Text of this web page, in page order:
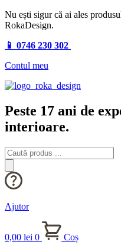
Nu ești sigur că ai ales
RokaDesign.
📱 0746 230 302
Contul meu
Peste 17 ani de
interioare.
Products
search
Ajutor
0,00 lei 0
Coș